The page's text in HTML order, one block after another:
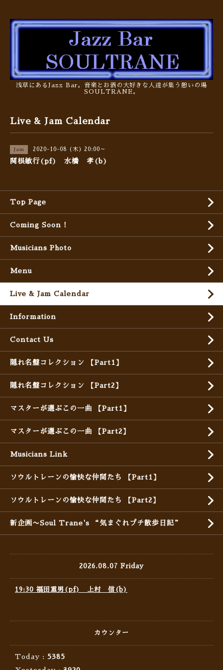
浅草にあるJazz Bar。音楽とお酒の大好きな人達が集う憩いの場
SOULTRANE。
Live & Jam Calendar
Jam 2020-10-08 (木) 20:00～
関根敏行(pf) 水橋 孝(b)
Top Page
Coming Soon !
Musicians Photo
Menu
Live & Jam Calendar
Information
Contact Us
隠れ名盤コレクション 【Part1】
隠れ名盤コレクション 【Part2】
マスターが選ぶこの一曲 【Part1】
マスターが選ぶこの一曲 【Part2】
Musicians Link
ソウルトレーンの愉快な仲間たち 【Part1】
ソウルトレーンの愉快な仲間たち 【Part2】
新企画〜Soul Trane's “気まぐれプチ散歩日記”
2026.08.07 Friday
19:30 福田重男(pf) 上村 信(b)
カウンター
Today : 5385